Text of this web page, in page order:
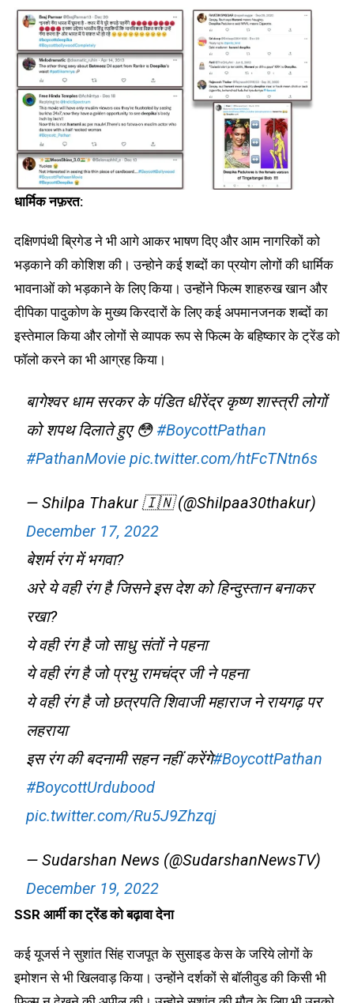
धार्मिकनफ़रत:
दक्षिणपंथी ब्रिगेड ने भी आगे आकर भाषण दिए और आम नागरिकों को
भड़काने की कोशिश की। उन्होने कई शब्दों का प्रयोग लोगों की धार्मिक
भावनाओं को भड़काने के लिए किया। उन्होंने फिल्म शाहरुख खान और
दीपिका पादुकोण के मुख्य किरदारों के लिए कई अपमानजनक शब्दों का
इस्तेमाल किया और लोगों से व्यापक रूप से फिल्म के बहिष्कार के ट्रेंड को
फॉलो करने का भी आग्रह किया।
बागेश्वर धाम सरकर के पंडित धीरेंद्र कृष्ण शास्त्री लोगों
को शपथ दिलाते हुए 😳#BoycottPathan
#PathanMovie pic.twitter.com/htFcTNtn6s
— Shilpa Thakur 🇮🇳 (@Shilpaa30thakur)
December 17, 2022
बेशर्म रंग में भगवा?
अरे ये वही रंग है जिसने इस देश को हिन्दुस्तान बनाकर
रखा?
ये वही रंग है जो साधु संतों ने पहना
ये वही रंग है जो प्रभु रामचंद्र जी ने पहना
ये वही रंग है जो छत्रपति शिवाजी महाराज ने रायगढ़ पर
लहराया
इस रंग की बदनामी सहन नहीं करेंगे#BoycottPathan
#BoycottUrdubood
pic.twitter.com/Ru5J9Zhzqj
— Sudarshan News (@SudarshanNewsTV)
December 19, 2022
SSR आर्मी का ट्रेंड को बढ़ावा देना
कई यूजर्स ने सुशांत सिंह राजपूत के सुसाइड केस के जरिये लोगों के
इमोशन से भी खिलवाड़ किया। उन्होंने दर्शकों से बॉलीवुड की किसी भी